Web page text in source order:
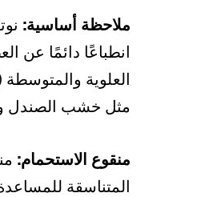
ملاحظة أساسية:
انطباعًا دائمًا عن
العلوية
مثل خشب الصندل
منقوع الاستحمام:
المتناسقة